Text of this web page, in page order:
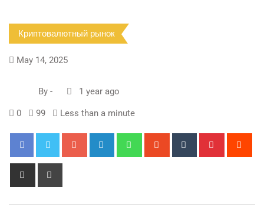
Криптовалютный рынок
May 14, 2025
By - 1 year ago
0 99 Less than a minute
Google+ LinkedIn WhatsappStumbleUpon
Tumblr Pinterest
Share